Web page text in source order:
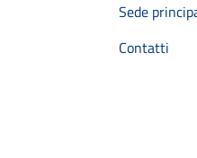
Sede
Contatti